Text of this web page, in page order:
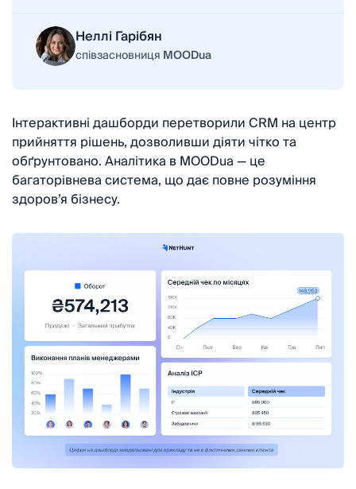
Неллі Гарібян
співзасновниця MOODua
Інтерактивні дашборди перетворили CRM на центр
прийняття рішень, дозволивши діяти чітко та
обґрунтовано. Аналітика в MOODua — це
багаторівнева система, що дає повне розуміння
здоров’я бізнесу.